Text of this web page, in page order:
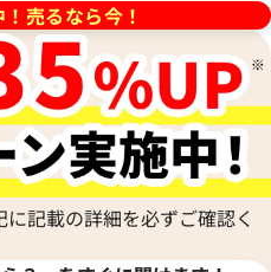
参考買取価格
2,554,000円
※2026年5月27日時点の参考
売るなら今！
記載の詳細を必ずご確認く